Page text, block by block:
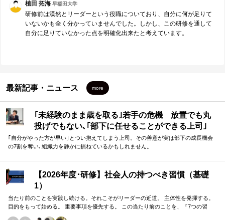
ーに誠実に向き合い、その人生に対してまで責任を持つ存在であると
認識を改めました。スキルはもちろん覚悟も求められる存在である、
という認識を持てたことは今後リーダーを担っていく上で大きな学び
になったと思います。 ■研修参加前後での心境の変化・研修講師や
出来た3日間だったと考えています。 研修前は漠然とリーダーという役
職についており、自分に何が足りていないかも全く分かっていません
でした。しかし、この研修を通して自分に足りていなかった点を明確
化出来たと考えています。具体的に、自分には覚悟と明確な目的が足
りておらず、リーダーとして必要な準備が出来ているとは言い難い状
態でした。今後は、手順前後にはなってしまいますがリーダーとして
必要な要素を身に付け、リーダーとしての義務を果たしていきたいと
思います。 ■これからリーダーシップゼミを受ける人へのメッセージ■
分の弱みにひたすら向き合い、頭を使う3日間になると思います。しか
し、研修後には今までと一味違う考え方と、自信を持った自分がいる
はずです。間違いなく貴重な学びになると思うので、迷っているなら
参加してみることをお勧めします！
植田 拓海早稲田大学
研修前は漠然とリーダーという役職についており、自分に何が足りて
いないかも全く分かっていませんでした。しかし、この研修を通して
自分に足りていなかった点を明確化出来たと考えています。
最新記事・ニュース more
｢未経験のまま歳を取る｣若手の危機 放置でも丸
投げでもない､｢部下に任せることができる上司｣
になる方法
｢自分がやった方が早い｣とつい抱えてしまう上司。その善意が実は部下の成長機会
の7割を奪い､組織力を静かに損ねているかもしれません。
【2026年度･研修】社会人の持つべき習慣（基礎
1）
当たり前のことを実践し続ける。それこそがリーダーの近道。 主体性を発揮する。
目的をもって始める。 重要事項を優先する。 この当たり前のことを、『7つの習